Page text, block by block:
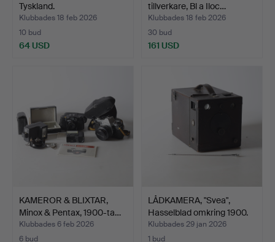
Tyskland.
Klubbades 18 feb 2026
10 bud
64 USD
tillverkare, Bl a Iloc…
Klubbades 18 feb 2026
30 bud
161 USD
KAMEROR & BLIXTAR,
Minox & Pentax, 1900-ta…
Klubbades 6 feb 2026
6 bud
LÅDKAMERA, "Svea",
Hasselblad omkring 1900.
Klubbades 29 jan 2026
1 bud